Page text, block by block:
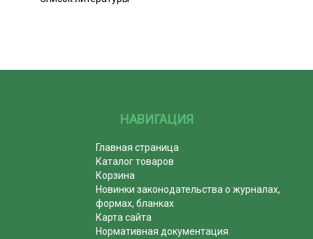
НАВИГАЦИЯ
Главная страница
Каталог товаров
Корзина
Новинки законодательства о журналах,
формах, бланках
Карта сайта
Нормативная документация